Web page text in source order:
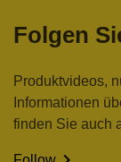
Folgen
Produktvideos,
Informationen
finden Sie auch